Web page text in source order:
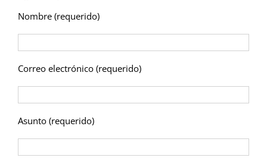
Nombre (requerido)
Correo electrónico (requerido)
Asunto (requerido)